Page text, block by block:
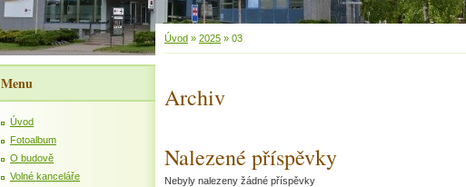
Úvod » 2025 » 03
Archiv
Nalezené příspěvky
Nebyly nalezeny žádné příspěvky
Menu
Úvod
Fotoalbum
O budově
Volné kanceláře